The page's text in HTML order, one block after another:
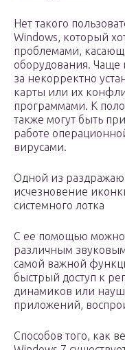
Нет такого
Windows, который
проблемами,
оборудования. Чаще
за некорректно
карты или их
программами. К
также могут быть
работе
вирусами.
Одной из
исчезновение
системного лотка
С ее помощью можно
различным
самой важной
быстрый доступ к
динамиков или
приложений,
Способов того, как